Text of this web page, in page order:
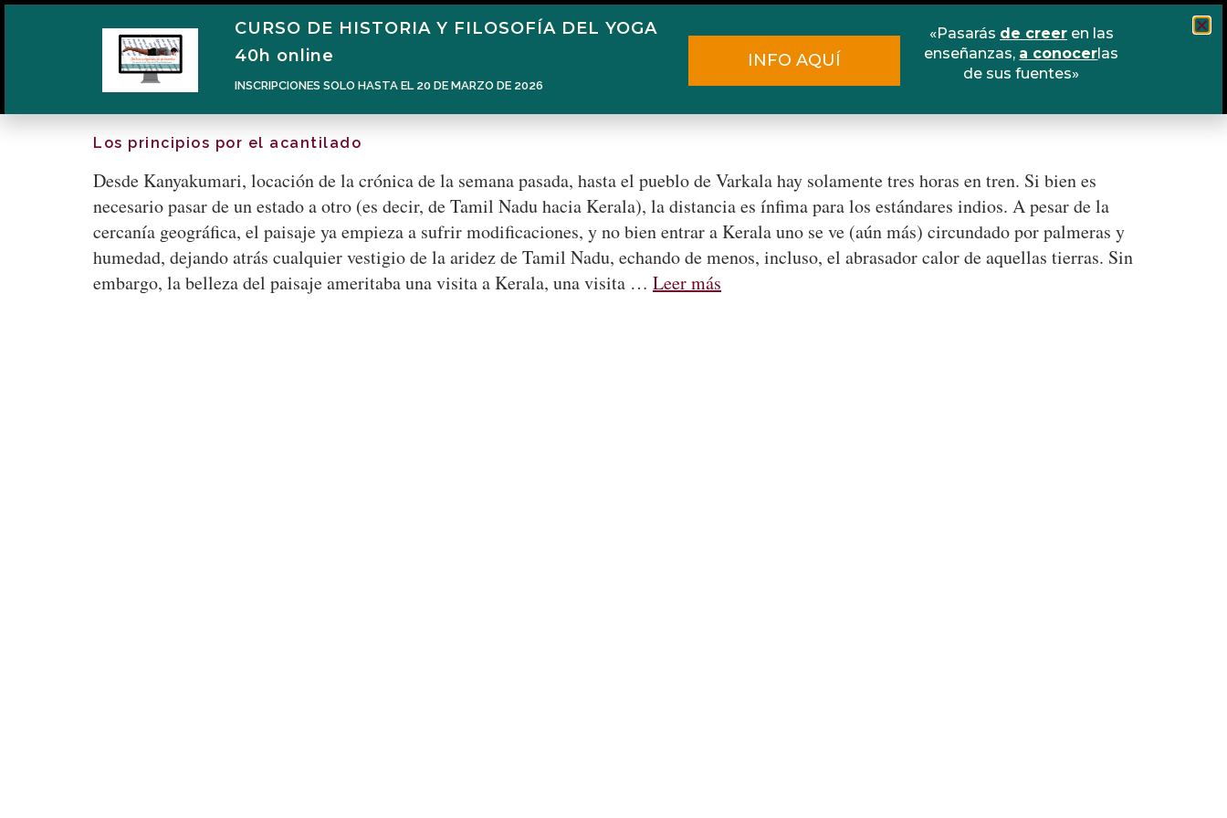
Narén Herrero Blog Cursos Escuela online
Los principios por el acantilado
Desde Kanyakumari, locación de la crónica de la semana pasada, hasta el pueblo de Varkala hay solamente tres horas en tren. Si bien es
necesario pasar de un estado a otro (es decir, de Tamil Nadu hacia Kerala), la distancia es ínfima para los estándares indios. A pesar de la
cercanía geográfica, el paisaje ya empieza a sufrir modificaciones, y no bien entrar a Kerala uno se ve (aún más) circundado por palmeras y
humedad, dejando atrás cualquier vestigio de la aridez de Tamil Nadu, echando de menos, incluso, el abrasador calor de aquellas tierras. Sin
embargo, la belleza del paisaje ameritaba una visita a Kerala, una visita … Leer más
CURSO DE HISTORIA Y FILOSOFÍA DEL YOGA
40h online
INSCRIPCIONES SOLO HASTA EL 20 DE MARZO DE 2026
INFO AQUÍ
«Pasarás de creeren las
enseñanzas, a conocerlas
de sus fuentes»